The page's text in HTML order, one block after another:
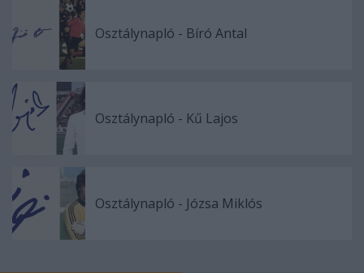
Osztálynapló - Bíró Antal
Osztálynapló - Kű Lajos
Osztálynapló - Józsa Miklós